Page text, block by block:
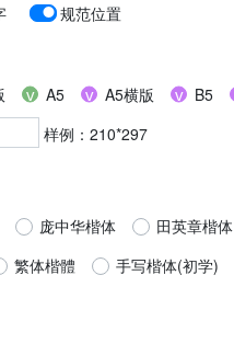
规范位置
A5 A5横版 B5
样例：210*297
庞中华楷体
田英章楷体
繁体楷體 手写楷体(初学)